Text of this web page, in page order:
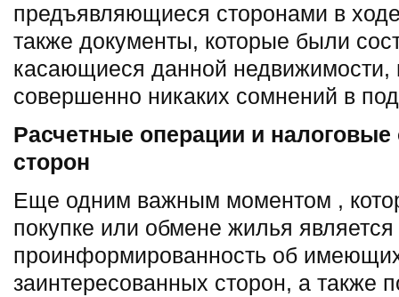
предъявляющиеся сторонами в
также документы, которые были
касающиеся данной
совершенно никаких сомнений в
Расчетные операции и налоговые
сторон
Еще одним важным моментом ,
покупке или обмене жилья
проинформированность об
заинтересованных сторон, а также